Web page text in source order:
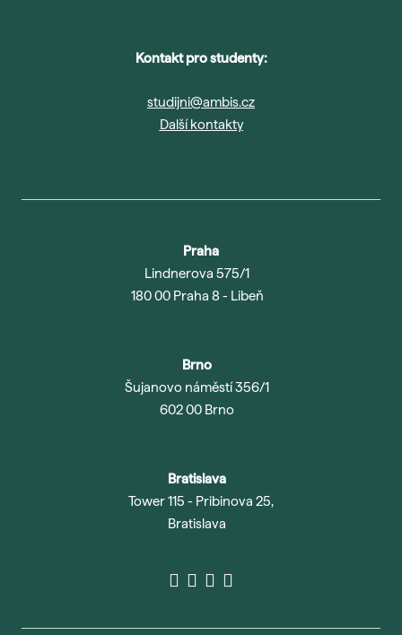
Kontakt pro studenty:
studijni@ambis.cz
Další kontakty
Praha
Lindnerova 575/1
180 00 Praha 8 - Libeň
Brno
Šujanovo náměstí 356/1
602 00 Brno
Bratislava
Tower 115 - Pribinova 25,
Bratislava